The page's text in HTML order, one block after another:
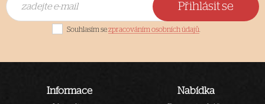
Přihlásit se
Souhlasím sezpracováním osobních údajů
Informace Nabídka